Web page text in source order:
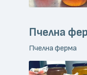
Пчелна
Пчелна ферма